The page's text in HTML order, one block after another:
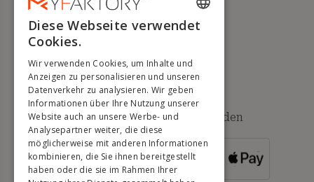
RÜCKGABERECHT
Verfügbare Zahlungsmethoden
FÜR
BESTELLUNGEN
ÜBER 500 €
ENGLISH
DUTCH
GERMAN
PORTUGUESE
SPANISH
Diese Webseite verwendet
Cookies.
Wir verwenden Cookies, um Inhalte und
Anzeigen zu personalisieren und unseren
Datenverkehr zu analysieren. Wir geben
Informationen über Ihre Nutzung unserer
Website auch an unsere Werbe- und
Analysepartner weiter, die diese
möglicherweise mit anderen Informationen
kombinieren, die Sie ihnen bereitgestellt
haben oder die sie im Rahmen Ihrer